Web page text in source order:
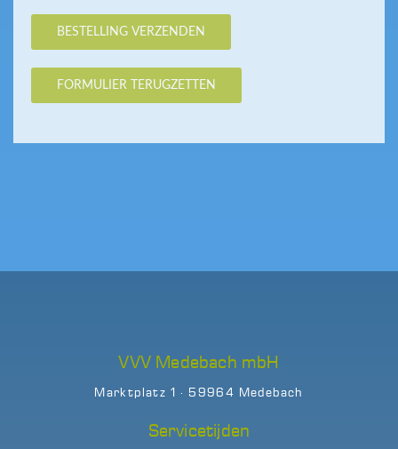
VVV Medebach mbH
Marktplatz 1 · 59964 Medebach
Servicetijden